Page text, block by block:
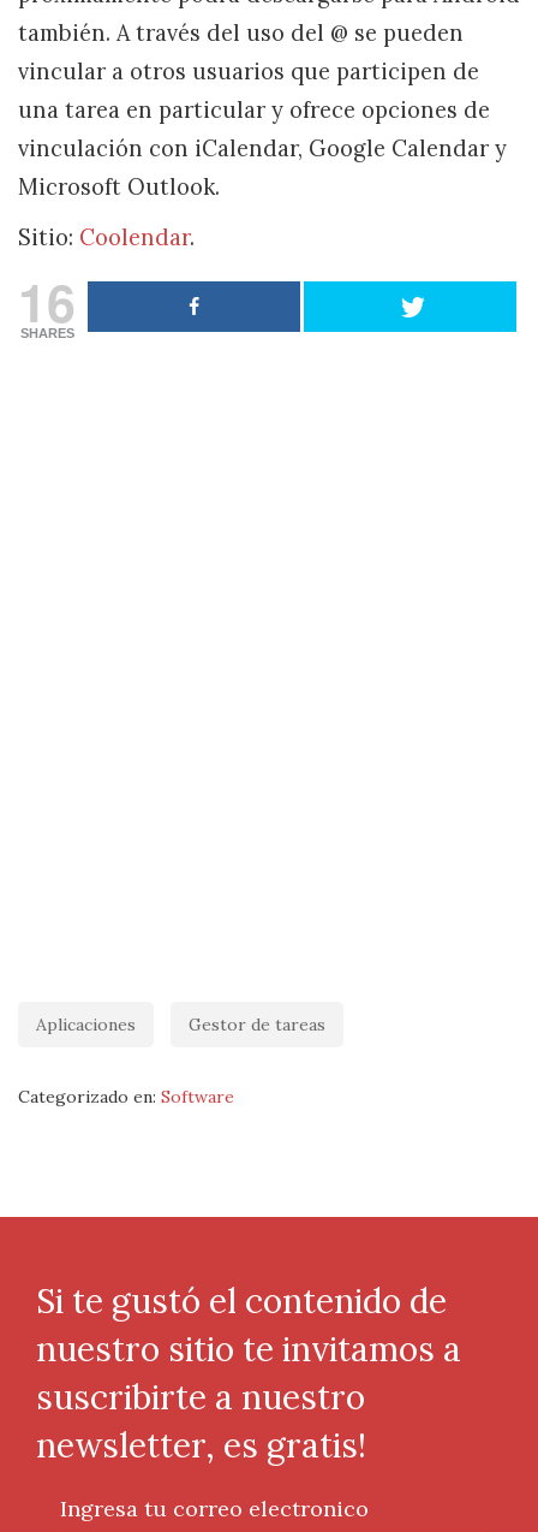
también. A través del uso del @ se pueden
vincular a otros usuarios que participen de
una tarea en particular y ofrece opciones de
vinculación con iCalendar, Google Calendar y
Microsoft Outlook.
Sitio: Coolendar.
16
SHARES
Aplicaciones Gestor de tareas
Categorizado en: Software
Si te gustó el contenido de
nuestro sitio te invitamos a
suscribirte a nuestro
newsletter, es gratis!
Ingresa tu correo electronico